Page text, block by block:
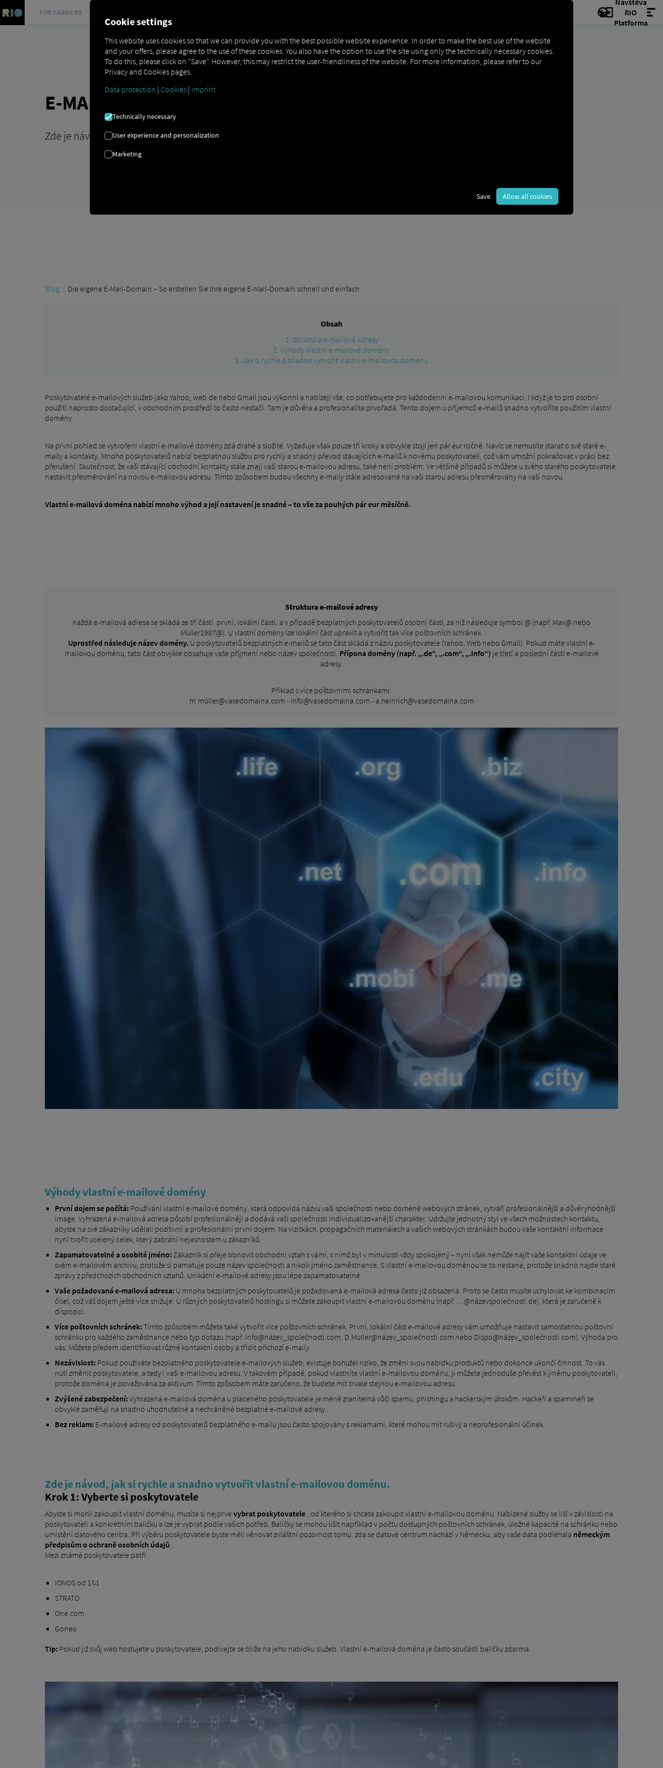
FOR CARRIERS
RIO
Platforma
E-MAILOVÁ DOMÉNA | POSKYTOVATEL | DIGITALIZACE
Zde je návod, jak si rychle a snadno vytvořit vlastní e-mailovou doménu.
Blog Die eigene E-Mail-Domain – So erstellen Sie Ihre eigene E-Mail-Domain schnell und einfach
Obsah
1. Struktura e-mailové adresy
2. Výhody vlastní e-mailové domény
3. Jak si rychle a snadno vytvořit vlastní e-mailovou doménu
Poskytovatelé e-mailových služeb jako Yahoo, web.de nebo Gmail jsou výkonní a nabízejí vše, co potřebujete pro každodenní e-mailovou komunikaci. I když je to pro osobní
použití naprosto dostačující, v obchodním prostředí to často nestačí. Tam je důvěra a profesionalita prvořadá. Tento dojem u příjemců e-mailů snadno vytvoříte použitím vlastní
domény.
Na první pohled se vytvoření vlastní e-mailové domény zdá drahé a složité. Vyžaduje však pouze tři kroky a obvykle stojí jen pár eur ročně. Navíc se nemusíte starat o své staré e-
maily a kontakty. Mnoho poskytovatelů nabízí bezplatnou službu pro rychlý a snadný převod stávajících e-mailů k novému poskytovateli, což vám umožní pokračovat v práci bez
přerušení. Skutečnost, že vaši stávající obchodní kontakty stále znají vaši starou e-mailovou adresu, také není problém: Ve většině případů si můžete u svého starého poskytovatele
nastavit přesměrování na novou e-mailovou adresu. Tímto způsobem budou všechny e-maily stále adresované na vaši starou adresu přesměrovány na vaši novou.
Vlastní e-mailová doména nabízí mnoho výhod a její nastavení je snadné – to vše za pouhých pár eur měsíčně.
Struktura e-mailové adresy
Každá e-mailová adresa se skládá ze tří částí: první, lokální části, a v případě bezplatných poskytovatelů osobní části, za níž následuje symbol @ (např. Max@ nebo
Müller1987@). U vlastní domény lze lokální část upravit a vytvořit tak více poštovních schránek.
Uprostřed následuje název domény.U poskytovatelů bezplatných e-mailů se tato část skládá z názvu poskytovatele (Yahoo, Web nebo Gmail). Pokud máte vlastní e-
mailovou doménu, tato část obvykle obsahuje vaše příjmení nebo název společnosti. Přípona domény (např. „.de“, „.com“, „.info“) je třetí a poslední částí e-mailové
adresy.
Příklad s více poštovními schránkami:
m.müller@vasedomaina.com - info@vasedomaina.com - a.heinrich@vasedomaina.com
Výhody vlastní e-mailové domény
První dojem se počítá:Používání vlastní e-mailové domény, která odpovídá názvu vaší společnosti nebo doméně webových stránek, vytváří profesionálnější a důvěryhodnější
image. Vyhrazená e-mailová adresa působí profesionálněji a dodává vaší společnosti individualizovanější charakter. Udržujte jednotný styl ve všech možnostech kontaktu,
abyste na své zákazníky udělali pozitivní a profesionální první dojem. Na vizitkách, propagačních materiálech a vašich webových stránkách budou vaše kontaktní informace
nyní tvořit ucelený celek, který zabrání nejasnostem u zákazníků.
Zapamatovatelné a osobité jméno:Zákazník si přeje obnovit obchodní vztah s vámi, s nímž byl v minulosti vždy spokojený – nyní však nemůže najít vaše kontaktní údaje ve
svém e-mailovém archivu, protože si pamatuje pouze název společnosti a nikoli jméno zaměstnance. S vlastní e-mailovou doménou se to nestane, protože snadno najde staré
zprávy z předchozích obchodních vztahů. Unikátní e-mailové adresy jsou lépe zapamatovatelné.
Vaše požadovaná e-mailová adresa:U mnoha bezplatných poskytovatelů je požadovaná e-mailová adresa často již obsazená. Proto se často musíte uchylovat ke kombinacím
čísel, což váš dojem ještě více snižuje. U různých poskytovatelů hostingu si můžete zakoupit vlastní e-mailovou doménu (např. …@názevspolečnosti.de), která je zaručeně k
dispozici.
Více poštovních schránek:Tímto způsobem můžete také vytvořit více poštovních schránek. První, lokální část e-mailové adresy vám umožňuje nastavit samostatnou poštovní
schránku pro každého zaměstnance nebo typ dotazu (např. Info@název_společnosti.com, D.Müller@název_společnosti.com nebo Dispo@název_společnosti.com). Výhoda pro
vás: Můžete předem identifikovat různé kontaktní osoby a třídit příchozí e-maily.
Nezávislost:Pokud používáte bezplatného poskytovatele e-mailových služeb, existuje bohužel riziko, že změní svou nabídku produktů nebo dokonce ukončí činnost. To vás
nutí změnit poskytovatele, a tedy i vaši e-mailovou adresu. V takovém případě, pokud vlastníte vlastní e-mailovou doménu, ji můžete jednoduše převést k jinému poskytovateli,
protože doména je považována za aktivum. Tímto způsobem máte zaručeno, že budete mít trvale stejnou e-mailovou adresu.
Zvýšené zabezpečení:Vyhrazená e-mailová doména u placeného poskytovatele je méně zranitelná vůči spamu, phishingu a hackerským útokům. Hackeři a spammeři se
obvykle zaměřují na snadno uhodnutelné a nechráněné bezplatné e-mailové adresy.
Bez reklam:E-mailové adresy od poskytovatelů bezplatného e-mailu jsou často spojovány s reklamami, které mohou mít rušivý a neprofesionální účinek.
Zde je návod, jak si rychle a snadno vytvořit vlastní e-mailovou doménu.
Krok 1: Vyberte si poskytovatele
Abyste si mohli zakoupit vlastní doménu, musíte si nejprve vybrat poskytovatele, od kterého si chcete zakoupit vlastní e-mailovou doménu. Nabízené služby se liší v závislosti na
poskytovateli a konkrétním balíčku a lze je vybrat podle vašich potřeb. Balíčky se mohou lišit například v počtu dostupných poštovních schránek, úložné kapacitě na schránku nebo
umístění datového centra. Při výběru poskytovatele byste měli věnovat zvláštní pozornost tomu, zda se datové centrum nachází v Německu, aby vaše data podléhala německým
předpisům o ochraně osobních údajů .
Mezi známé poskytovatele patří:
IONOS od 1&1
STRATO
One.com
Goneo
Tip:Pokud již svůj web hostujete u poskytovatele, podívejte se blíže na jeho nabídku služeb. Vlastní e-mailová doména je často součástí balíčku zdarma.
Cookie settings
This website uses cookies so that we can provide you with the best possible website experience. In order to make the best use of the website
and your offers, please agree to the use of these cookies. You also have the option to use the site using only the technically necessary cookies.
To do this, please click on "Save". However, this may restrict the user-friendliness of the website. For more information, please refer to our
Privacy and Cookies pages.
Data protection | Cookies | Imprint
Technically necessary
User experience and personalization
Marketing
Save Allow all cookies